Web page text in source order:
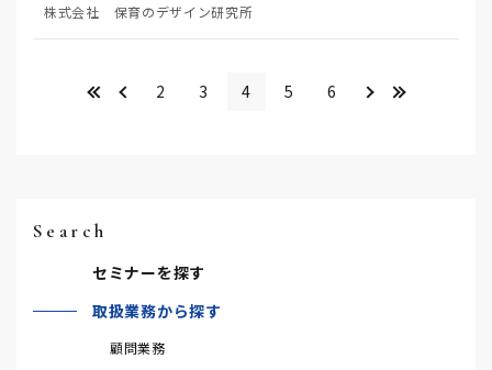
株式会社 保育のデザイン研究所
2 3 4 5 6 ＞
Search
セミナーを探す
取扱業務から探す
顧問業務